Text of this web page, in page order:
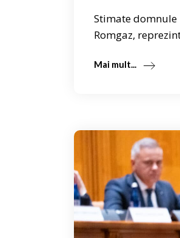
Stimate domnule
Romgaz,
Mai mult...